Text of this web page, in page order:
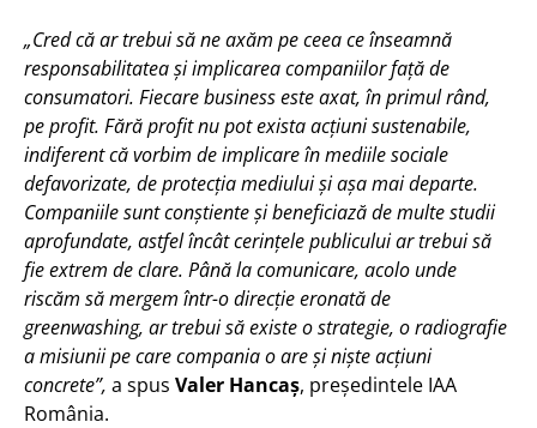
„Cred că ar trebui să ne axăm pe ceea ce înseamnă
responsabilitatea și implicarea companiilor față de
consumatori. Fiecare business este axat, în primul rând,
pe profit. Fără profit nu pot exista acțiuni sustenabile,
indiferent că vorbim de implicare în mediile sociale
defavorizate, de protecția mediului și așa mai departe.
Companiile sunt conștiente și beneficiază de multe studii
aprofundate, astfel încât cerințele publicului ar trebui să
fie extrem de clare. Până la comunicare, acolo unde
riscăm să mergem într-o direcție eronată de
greenwashing, ar trebui să existe o strategie, o radiografie
a misiunii pe care compania o are și niște acțiuni
concrete”, a spus Valer Hancaș, președintele IAA
România.